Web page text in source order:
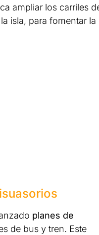
ampliar los carriles
isla, para fomentar la
planes de
de bus y tren. Este